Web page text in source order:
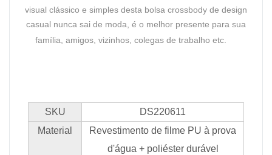
visual clássico e simples desta bolsa crossbody de design
casual nunca sai de moda, é o melhor presente para sua
família, amigos, vizinhos, colegas de trabalho etc.
SKU
DS220611
Material
Revestimento de filme PU à prova
d'água + poliéster durável